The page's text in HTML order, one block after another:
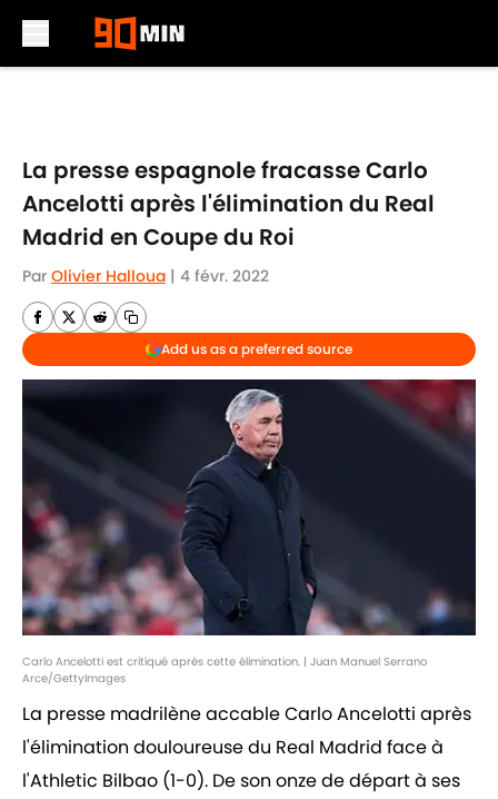
La presse espagnole fracasse Carlo
Ancelotti après l'élimination du Real
Madrid en Coupe du Roi
Par Olivier Halloua | 4 févr. 2022
Add us as a preferred source
Carlo Ancelotti est critiqué après cette élimination. | Juan Manuel Serrano
Arce/GettyImages
La presse madrilène accable Carlo Ancelotti après
l'élimination douloureuse du Real Madrid face à
l'Athletic Bilbao (1-0). De son onze de départ à ses